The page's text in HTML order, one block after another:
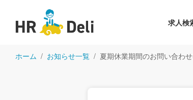
求人検
ホーム お知らせ一覧 夏期休業期間のお問い合わ